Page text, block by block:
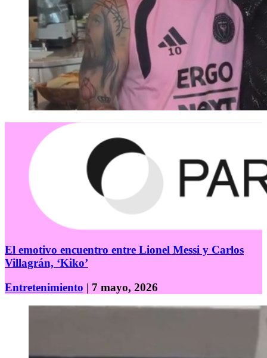
El emotivo encuentro entre Lionel Messi y Carlos
Villagrán, ‘Kiko’
Entretenimiento | 7 mayo, 2026